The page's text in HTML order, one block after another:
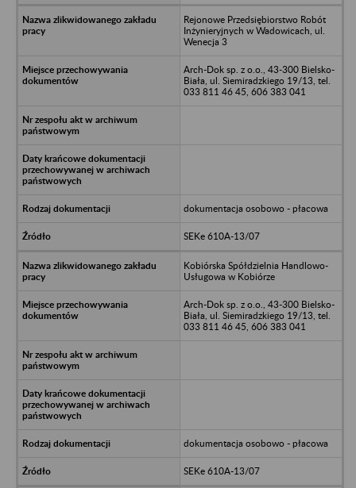
Rejonowe Przedsiębiorstwo Robót
Inżynieryjnych w Wadowicach, ul.
Wenecja 3
Arch-Dok sp. z o.o., 43-300 Bielsko-
Biała, ul. Siemiradzkiego 19/13, tel.
033 811 46 45, 606 383 041
dokumentacja osobowo - płacowa
SEKe 610A-13/07
Kobiórska Spółdzielnia Handlowo-
Usługowa w Kobiórze
Arch-Dok sp. z o.o., 43-300 Bielsko-
Biała, ul. Siemiradzkiego 19/13, tel.
033 811 46 45, 606 383 041
dokumentacja osobowo - płacowa
SEKe 610A-13/07